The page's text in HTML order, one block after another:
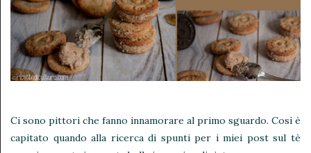
Ci sono pittori che fanno innamorare al primo sguardo. Così è
capitato quando alla ricerca di spunti per i miei post sul tè